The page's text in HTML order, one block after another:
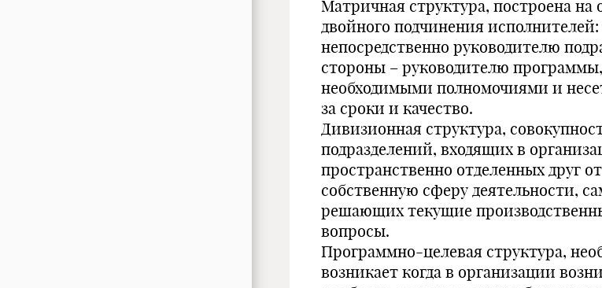
Матричная структура, построена на
двойного подчинения
непосредственно руководителю
стороны – руководителю
необходимыми полномочиями и
за сроки и качество.
Дивизионная структура,
подразделений, входящих в
пространственно отделенных друг
собственную сферу деятельности,
решающих текущие
вопросы.
Программно-целевая структура,
возникает когда в организации